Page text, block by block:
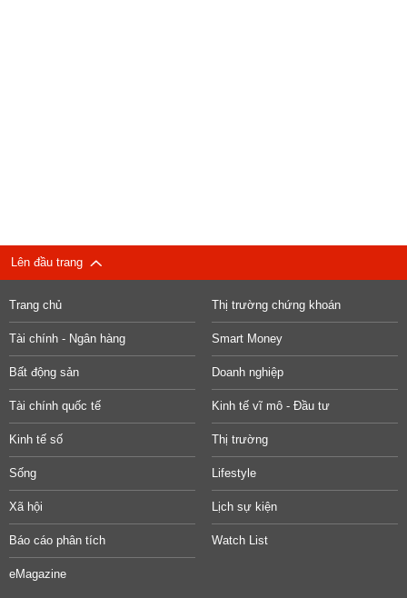
Lên đầu trang
Trang chủ Thị trường chứng khoán
Tài chính - Ngân hàng Smart Money
Bất động sản Doanh nghiệp
Tài chính quốc tế Kinh tế vĩ mô - Đầu tư
Kinh tế số Thị trường
Sống Lifestyle
Xã hội Lịch sự kiện
Báo cáo phân tích Watch List
eMagazine